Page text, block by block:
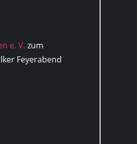
e. V. zum
Feyerabend